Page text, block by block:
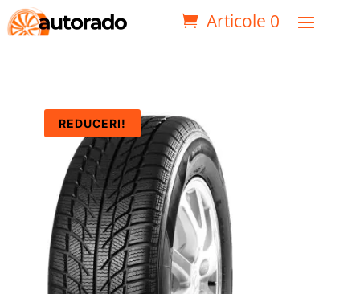
Articole 0
REDUCERI!